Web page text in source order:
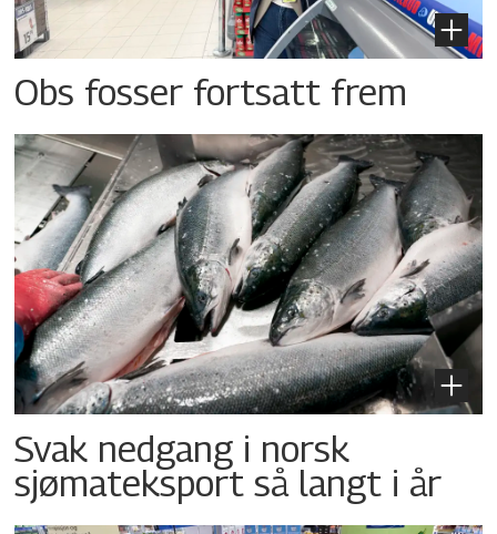
Obs fosser fortsatt frem
Svak nedgang i norsk
sjømateksport så langt i år